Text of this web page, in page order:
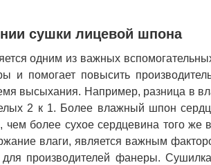
сушки лицевой шпона
одним из важных
и помогает повысить
высыхания. Например, разница в
2 к 1. Более влажный шпон
более сухое сердцевина того
влаги, является важным
производителей фанеры.